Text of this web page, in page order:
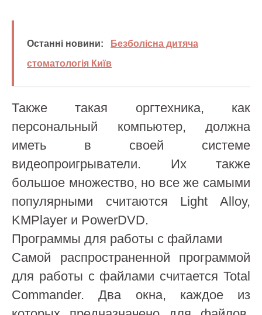
Останні новини:
Безболісна дитяча
стоматологія Київ
Также такая оргтехника, как
персональный компьютер, должна
иметь в своей системе
видеопроигрыватели. Их также
большое множество, но все же самыми
популярными считаются Light Alloy,
KMPlayer и PowerDVD.
Программы для работы с файлами
Самой распространенной программой
для работы с файлами считается Total
Commander. Два окна, каждое из